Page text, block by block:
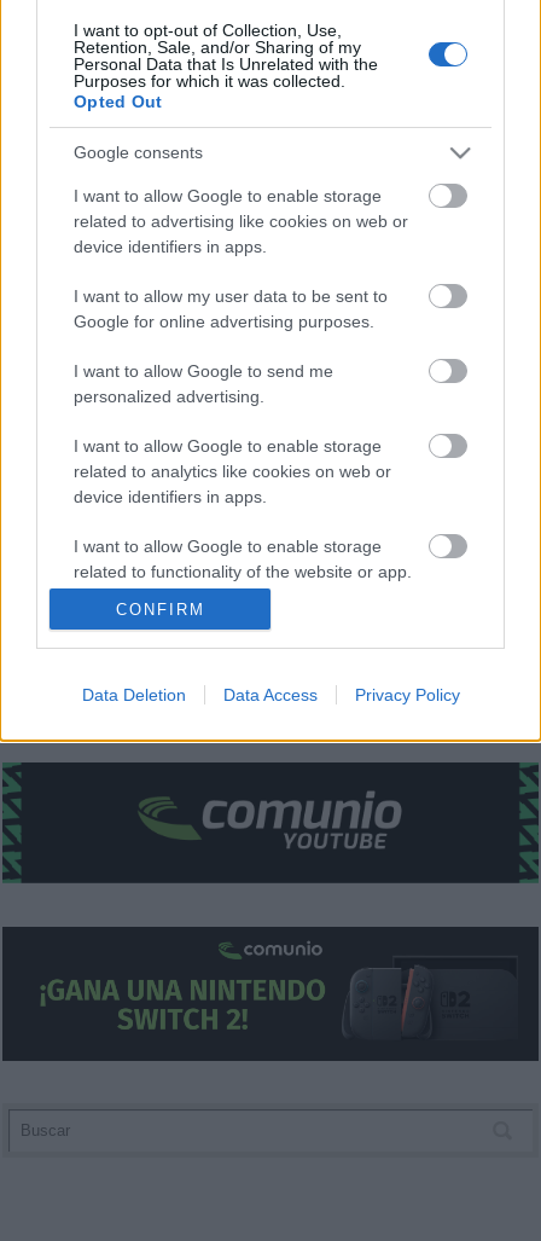
I want to opt-out of Collection, Use,
Retention, Sale, and/or Sharing of my
Personal Data that Is Unrelated with the
Purposes for which it was collected.
Opted Out
Google consents
I want to allow Google to enable storage
related to advertising like cookies on web or
device identifiers in apps.
I want to allow my user data to be sent to
Google for online advertising purposes.
I want to allow Google to send me
personalized advertising.
I want to allow Google to enable storage
related to analytics like cookies on web or
device identifiers in apps.
I want to allow Google to enable storage
related to functionality of the website or app.
I want to allow Google to enable storage
related to personalization.
I want to allow Google to enable storage
functionality and fraud prevention, and other
CONFIRM
Data Deletion Data Access Privacy Policy
26 de LaLiga.
Posible alineación
: Joel – Emerson, Mandi, Víctor Ruiz,
Miranda – Guido Rodríguez, Guardado, Canales, Nabil
Estos jugadores son baja: Dani Martín (lesión en rodilla),
Posibles cambios en la alineación: Víctor Ruiz puede
volver a la titularidad tras superar sus problemas físicos.
Bartra está recuperado de su lesión, pero no entrará en la
convocatoria según desveló Pellegrini en rueda de prensa.
¿Aún no juegas a Comunio? Regístrate, ¡gratis!